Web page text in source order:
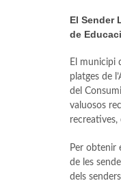
El Sender
de
El municipi
platges de
del
valuosos
recreatives,
Per obtenir
de les
dels